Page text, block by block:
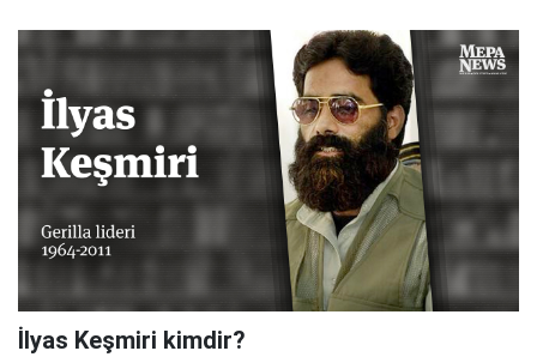
İlyas Keşmiri kimdir?